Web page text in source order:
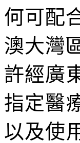
何可配
澳大灣
許經廣
指定醫
以及使